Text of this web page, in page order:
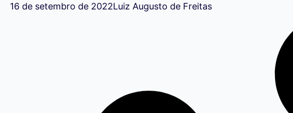
16 de setembro de 2022Luiz Augusto de Freitas